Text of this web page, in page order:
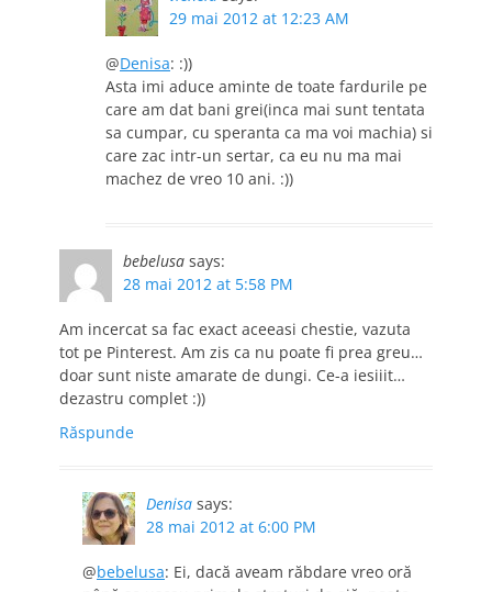
29 mai 2012 at 12:23 AM
@Denisa: :))
Asta imi aduce aminte de toate fardurile pe
care am dat bani grei(inca mai sunt tentata
sa cumpar, cu speranta ca ma voi machia) si
care zac intr-un sertar, ca eu nu ma mai
machez de vreo 10 ani. :))
bebelusa says:
28 mai 2012 at 5:58 PM
Am incercat sa fac exact aceeasi chestie, vazuta
tot pe Pinterest. Am zis ca nu poate fi prea greu…
doar sunt niste amarate de dungi. Ce-a iesiiit…
dezastru complet :))
Răspunde
Denisa says:
28 mai 2012 at 6:00 PM
@bebelusa: Ei, dacă aveam răbdare vreo oră